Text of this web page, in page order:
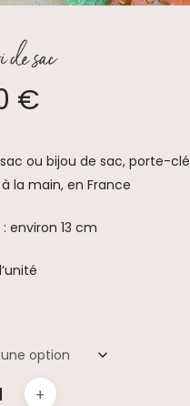
sac
€
ou bijou de sac, porte-clé
la main, en France
environ 13 cm